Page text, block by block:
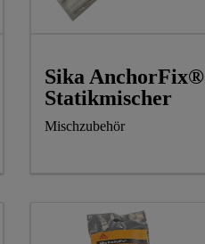
Sika AnchorFix®
Statikmischer
Mischzubehör